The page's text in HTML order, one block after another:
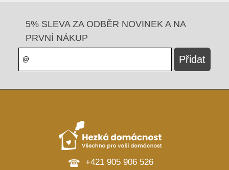
5% SLEVA ZA ODBĚR NOVINEK A NA
PRVNÍ NÁKUP
+421 905 906 526